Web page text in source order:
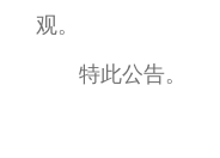
观。
特此公告。